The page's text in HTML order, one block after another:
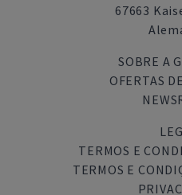
67663
SOBRE A
OFERTAS
TERMOS E
TERMOS E